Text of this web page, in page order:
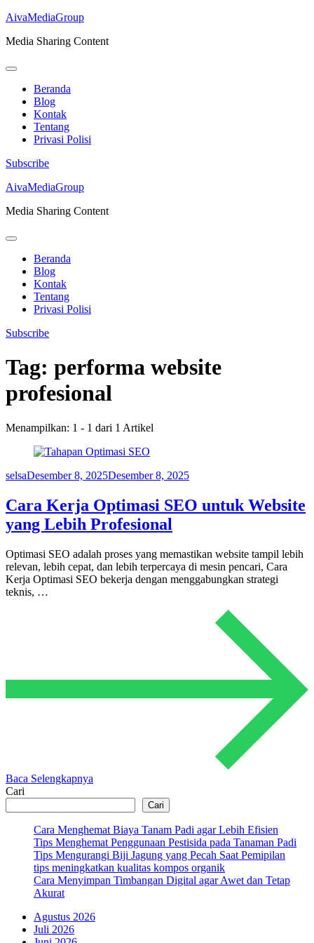
AivaMediaGroup
Media Sharing Content
Beranda
Blog
Kontak
Tentang
Privasi Polisi
Subscribe
Lompat
konten
Enter)
AivaMediaGroup
Media Sharing Content
Beranda
Blog
Kontak
Tentang
Privasi Polisi
Subscribe
Tag: performa website
profesional
Menampilkan: 1 - 1 dari 1 Artikel
selsaDesember 8, 2025Desember 8, 2025
Cara Kerja Optimasi SEO untuk Website
yang Lebih Profesional
Optimasi SEO adalah proses yang memastikan website tampil lebih
relevan, lebih cepat, dan lebih terpercaya di mesin pencari, Cara
Kerja Optimasi SEO bekerja dengan menggabungkan strategi
teknis, …
Baca Selengkapnya
Cari
Cari
Cara Menghemat Biaya Tanam Padi agar Lebih Efisien
Tips Menghemat Penggunaan Pestisida pada Tanaman Padi
Tips Mengurangi Biji Jagung yang Pecah Saat Pemipilan
tips meningkatkan kualitas kompos organik
Cara Menyimpan Timbangan Digital agar Awet dan Tetap
Akurat
Agustus 2026
Juli 2026